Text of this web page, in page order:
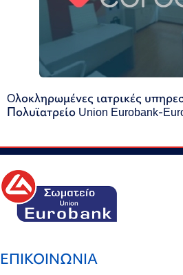
Oλοκληρωμένες ιατρικές
Πολυϊατρείο Union Eurobank-
ΕΠΙΚΟΙΝΩΝΙΑ